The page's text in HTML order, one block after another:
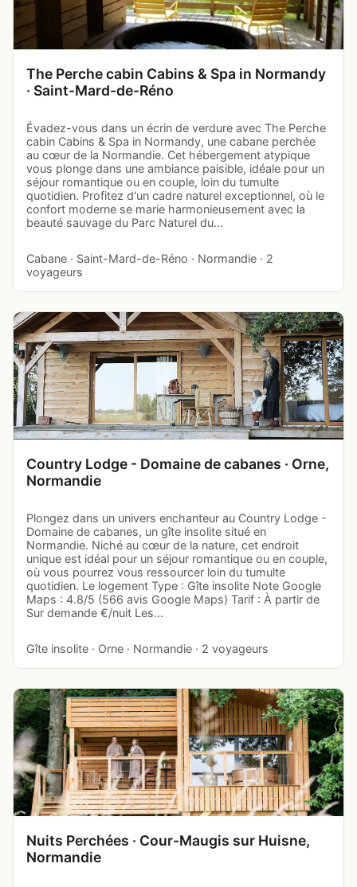
The Perche cabin Cabins & Spa in Normandy
· Saint-Mard-de-Réno
Évadez-vous dans un écrin de verdure avec The Perche
cabin Cabins & Spa in Normandy, une cabane perchée
au cœur de la Normandie. Cet hébergement atypique
vous plonge dans une ambiance paisible, idéale pour un
séjour romantique ou en couple, loin du tumulte
quotidien. Profitez d'un cadre naturel exceptionnel, où le
confort moderne se marie harmonieusement avec la
beauté sauvage du Parc Naturel du…
Cabane · Saint-Mard-de-Réno · Normandie · 2
voyageurs
Country Lodge - Domaine de cabanes · Orne,
Normandie
Plongez dans un univers enchanteur au Country Lodge -
Domaine de cabanes, un gîte insolite situé en
Normandie. Niché au cœur de la nature, cet endroit
unique est idéal pour un séjour romantique ou en couple,
où vous pourrez vous ressourcer loin du tumulte
quotidien. Le logement Type : Gîte insolite Note Google
Maps : 4.8/5 (566 avis Google Maps) Tarif : À partir de
Sur demande €/nuit Les…
Gîte insolite · Orne · Normandie · 2 voyageurs
Nuits Perchées · Cour-Maugis sur Huisne,
Normandie